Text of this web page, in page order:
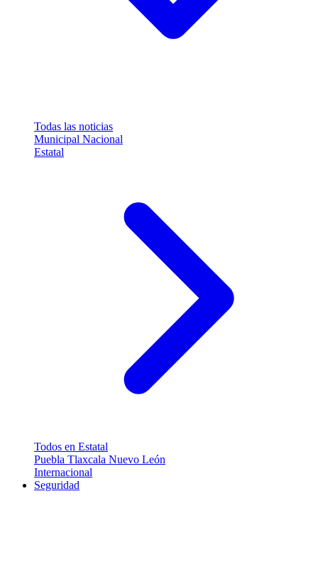
Todas las noticias
Municipal Nacional
Estatal
Todos en Estatal
Puebla Tlaxcala Nuevo León
Internacional
Seguridad